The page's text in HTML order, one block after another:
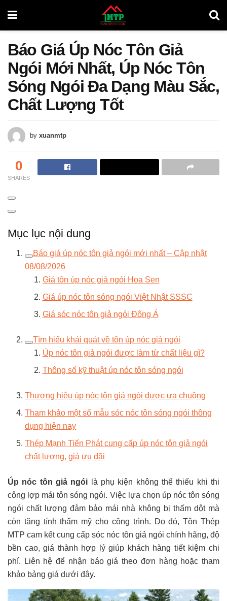
Báo Giá Úp Nóc Tôn Giả
Ngói Mới Nhất, Úp Nóc Tôn
Sóng Ngói Đa Dạng Màu Sắc,
Chất Lượng Tốt
by xuanmtp
0
SHARES
Mục lục nội dung
Báo giá úp nóc tôn giả ngói mới nhất – Cập nhật
08/08/2026
Giá tôn úp nóc giả ngói Hoa Sen
Giá úp nóc tôn sóng ngói Việt Nhật SSSC
Giá sóc nóc tôn giả ngói Đông Á
Tìm hiểu khái quát về tôn úp nóc giả ngói
Úp nóc tôn giả ngói được làm từ chất liệu gì?
Thông số kỹ thuật úp nóc tôn sóng ngói
Thương hiệu úp nóc tôn giả ngói được ưa chuộng
Tham khảo một số mẫu sóc nóc tôn sóng ngói thông
dụng hiện nay
Thép Mạnh Tiến Phát cung cấp úp nóc tôn giả ngói
chất lượng, giá ưu đãi
Úp nóc tôn giả ngói là phụ kiện không thể thiếu khi thi
công lợp mái tôn sóng ngói. Việc lựa chọn úp nóc tôn sóng
ngói chất lượng đảm bảo mái nhà không bị thấm dột mà
còn tăng tính thẩm mỹ cho công trình. Do đó, Tôn Thép
MTP cam kết cung cấp sóc nóc tôn giả ngói chính hãng, độ
bền cao, giá thành hợp lý giúp khách hàng tiết kiệm chi
phí. Liên hệ để nhận báo giá theo đơn hàng hoặc tham
khảo bảng giá dưới đây.